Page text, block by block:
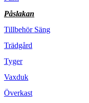
Påslakan
Tillbehör Säng
Trädgård
Tyger
Vaxduk
Överkast